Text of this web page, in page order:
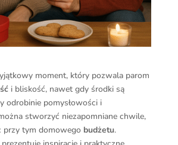
moment, który pozwala parom
i bliskość, nawet gdy środki są
odrobinie pomysłowości i
stworzyć niezapomniane chwile,
przy tym domowego budżetu.